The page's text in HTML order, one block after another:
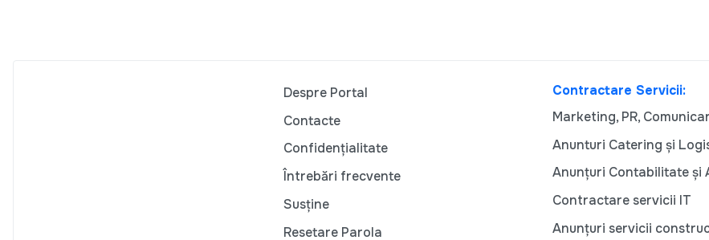
Despre Portal
Contacte
Confidențialitate
Întrebări frecvente
Susține
Resetare Parola
Contractare Servicii:
Marketing, PR,
Anunturi Catering și
Anunțuri Contabilitate și
Contractare servicii IT
Anunțuri servicii